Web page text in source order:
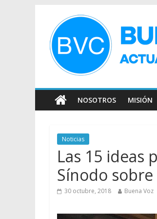
NOSOTROS MISIÓN
Noticias
Las 15 ideas
Sínodo
30 octubre, 2018 Buena Voz